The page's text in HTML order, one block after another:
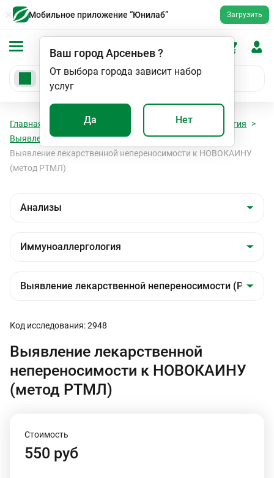
Мобильное приложение “Юнилаб” Загрузить
Ваш городАрсеньев?
От выбора города зависит набор
услуг
Да Нет
Главная Анализы
Иммуноаллергология
Выявление лекарственной непереносимости (РТМЛ)
Выявление лекарственной непереносимости к НОВОКАИНУ
(метод РТМЛ)
Код исследования: 2948
Выявление лекарственной
непереносимости к НОВОКАИНУ
(метод РТМЛ)
Стоимость
550 руб